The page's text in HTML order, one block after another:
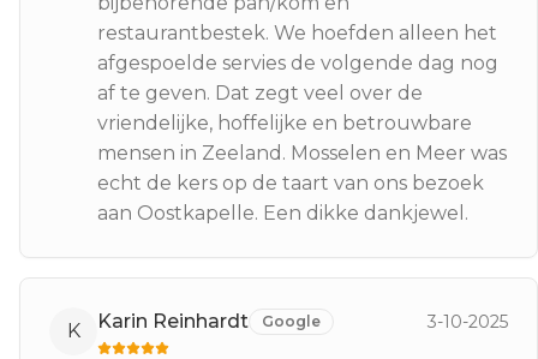
restaurantbestek. We hoefden alleen het
afgespoelde servies de volgende dag nog
af te geven. Dat zegt veel over de
vriendelijke, hoffelijke en betrouwbare
mensen in Zeeland. Mosselen en Meer was
echt de kers op de taart van ons bezoek
aan Oostkapelle. Een dikke dankjewel.
K Karin Reinhardt Google 3-10-2025